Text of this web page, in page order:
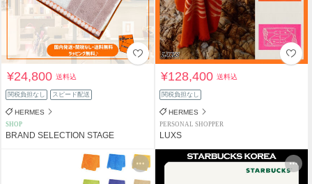
¥24,800送料込
関税負担なし スピード配送
HERMES
SHOP
BRAND SELECTION STAGE
¥128,400送料込
関税負担なし
HERMES
PERSONAL SHOPPER
LUXS